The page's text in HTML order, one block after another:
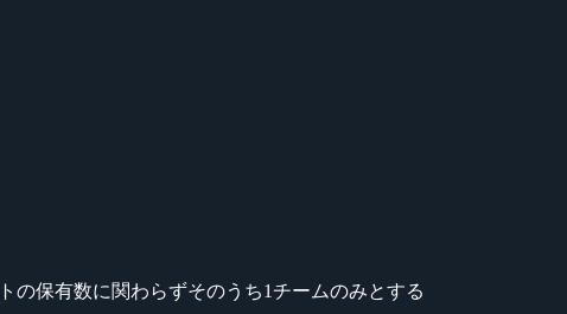
の保有数に関わらずそのうち1チームのみとする